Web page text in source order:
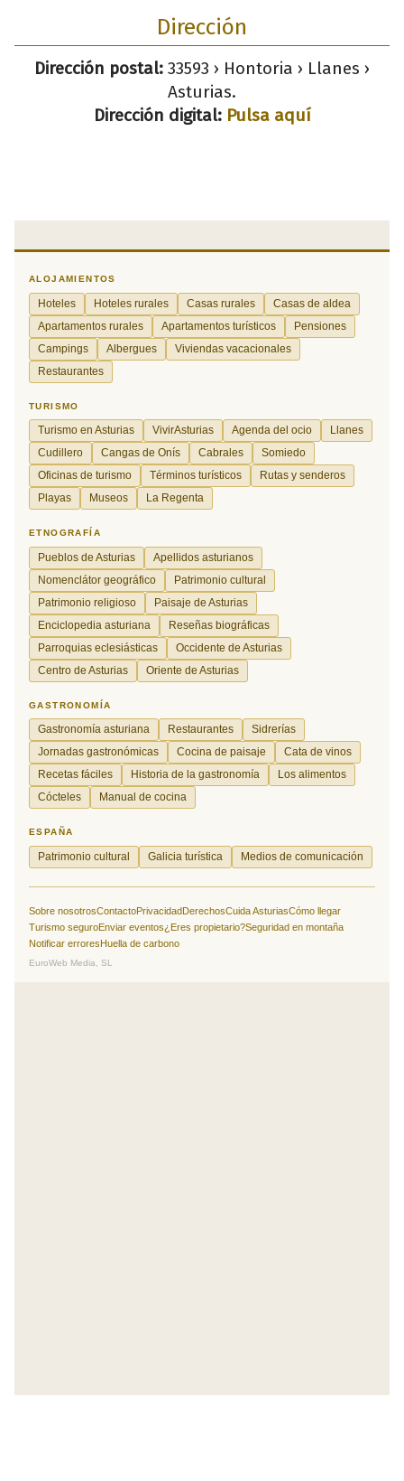
Dirección
Dirección postal: 33593 › Hontoria › Llanes ›
Asturias.
Dirección digital: Pulsa aquí